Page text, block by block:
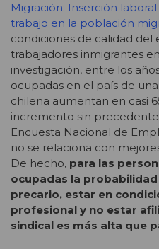
Migración: Inserción
trabajo en la población
condiciones de calidad del
trabajadores inmigrantes
investigación, entre los
ocupadas en el país de
chilena aumentan en casi
incremento sin
Encuesta Nacional de
no se relaciona con
De hecho, para las
ocupadas la
precario, estar en
profesional y no estar
sindical es más alta que